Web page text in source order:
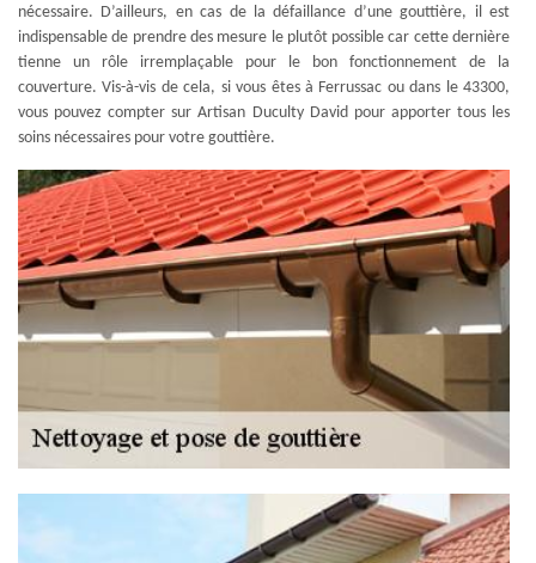
nécessaire. D’ailleurs, en cas de la défaillance d’une gouttière, il est
indispensable de prendre des mesure le plutôt possible car cette dernière
tienne un rôle irremplaçable pour le bon fonctionnement de la
couverture. Vis-à-vis de cela, si vous êtes à Ferrussac ou dans le 43300,
vous pouvez compter sur Artisan Duculty David pour apporter tous les
soins nécessaires pour votre gouttière.